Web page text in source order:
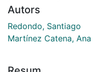
Autors
Redondo, Santiago
Martínez Catena, Ana